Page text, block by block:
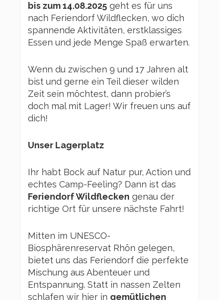
bis zum 14.08.2025 geht es für uns
nach Feriendorf Wildflecken, wo dich
spannende Aktivitäten, erstklassiges
Essen und jede Menge Spaß erwarten.
Wenn du zwischen 9 und 17 Jahren alt
bist und gerne ein Teil dieser wilden
Zeit sein möchtest, dann probier’s
doch mal mit Lager! Wir freuen uns auf
dich!
Unser Lagerplatz
Ihr habt Bock auf Natur pur, Action und
echtes Camp-Feeling? Dann ist das
Feriendorf Wildflecken genau der
richtige Ort für unsere nächste Fahrt!
Mitten im UNESCO-
Biosphärenreservat Rhön gelegen,
bietet uns das Feriendorf die perfekte
Mischung aus Abenteuer und
Entspannung. Statt in nassen Zelten
schlafen wir hier in gemütlichen